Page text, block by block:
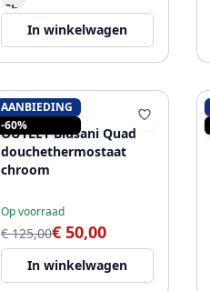
In winkelwagen
AANBIEDING
-60%
BLUSANI
OUTLET Blusani Quad
douchethermostaat
chroom
Op voorraad
€ 125,00€ 50,00
In winkelwagen